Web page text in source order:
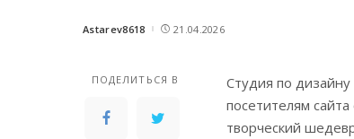
Posted
Astarev8618 21.04.2026
ПОДЕЛИТЬСЯ В
Студия по
посетителям
творческий